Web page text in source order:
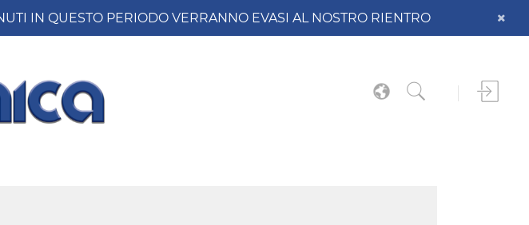
IN QUESTO PERIODO VERRANNO EVASI AL NOSTRO RIENTRO